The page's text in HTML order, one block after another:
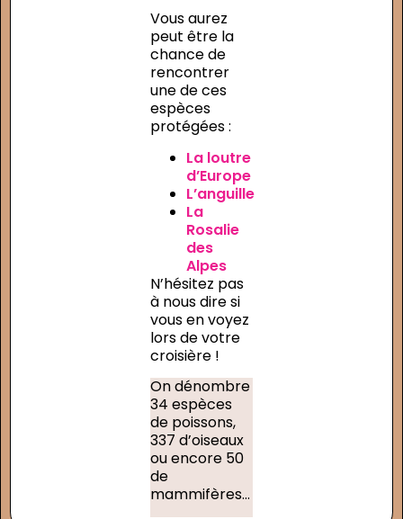
Vous aurez
peut être la
chance de
rencontrer
une de ces
espèces
protégées :
La loutre
d’Europe
L’anguille
La
Rosalie
des
Alpes
N’hésitez pas
à nous dire si
vous en voyez
lors de votre
croisière !
On dénombre
34 espèces
de poissons,
337 d’oiseaux
ou encore 50
de
mammifères…